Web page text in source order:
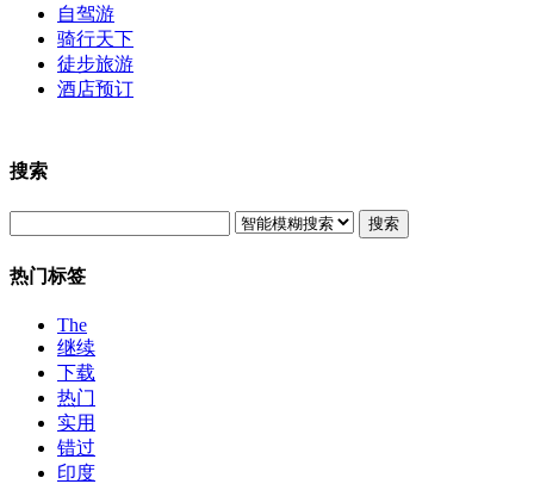
自驾游
骑行天下
徒步旅游
酒店预订
搜索
搜索
热门标签
The
继续
下载
热门
实用
错过
印度